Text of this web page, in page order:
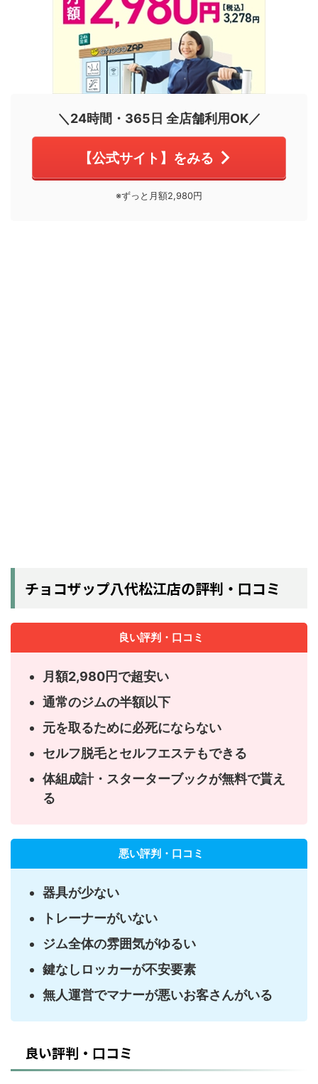
＼24時間・365日 全店舗利用OK／
【公式サイト】をみる
※ずっと月額2,980円
チョコザップ八代松江店の評判・口コミ
良い評判・口コミ
月額2,980円で超安い
通常のジムの半額以下
元を取るために必死にならない
セルフ脱毛とセルフエステもできる
体組成計・スターターブックが無料で貰え
る
悪い評判・口コミ
器具が少ない
トレーナーがいない
ジム全体の雰囲気がゆるい
鍵なしロッカーが不安要素
無人運営でマナーが悪いお客さんがいる
良い評判・口コミ